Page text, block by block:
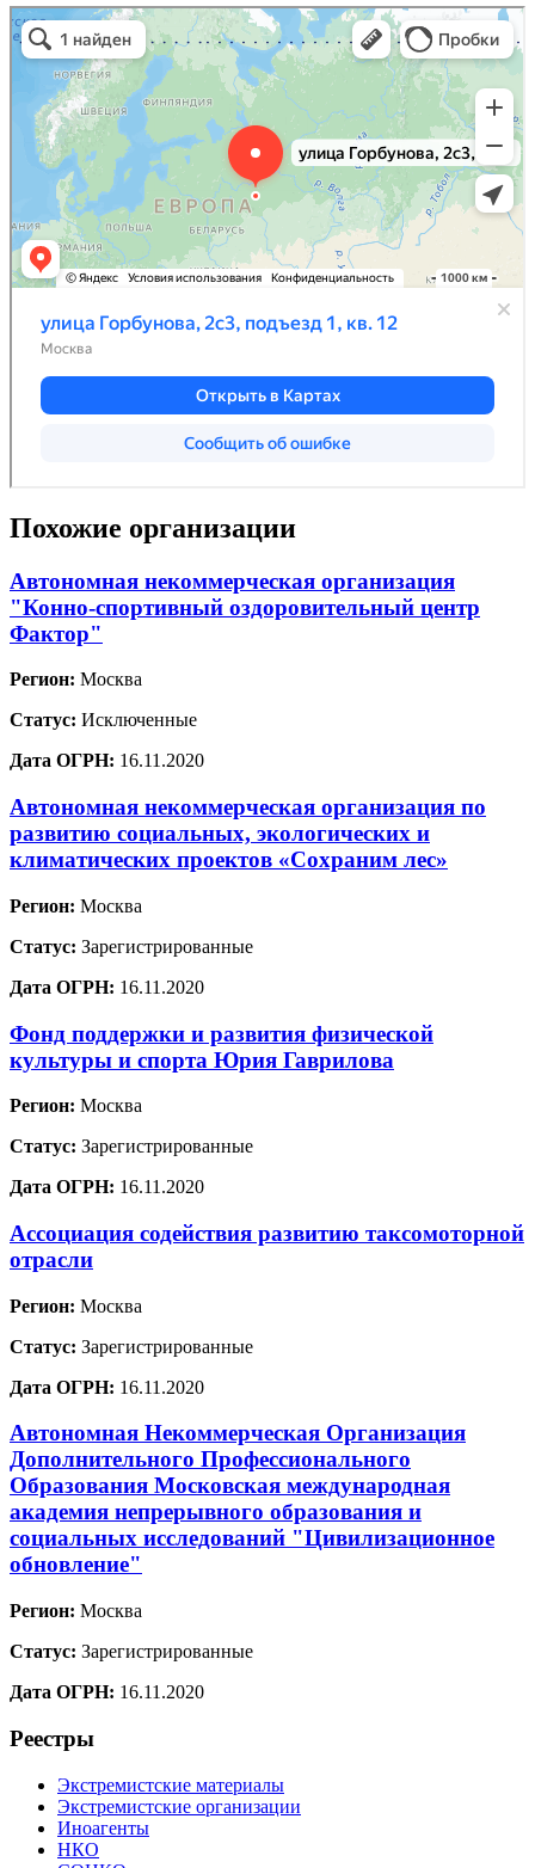
Похожие организации
Автономная некоммерческая организация
"Конно-спортивный оздоровительный центр
Фактор"
Регион: Москва
Статус: Исключенные
Дата ОГРН: 16.11.2020
Автономная некоммерческая организация по
развитию социальных, экологических и
климатических проектов «Сохраним лес»
Регион: Москва
Статус: Зарегистрированные
Дата ОГРН: 16.11.2020
Фонд поддержки и развития физической
культуры и спорта Юрия Гаврилова
Регион: Москва
Статус: Зарегистрированные
Дата ОГРН: 16.11.2020
Ассоциация содействия развитию таксомоторной
отрасли
Регион: Москва
Статус: Зарегистрированные
Дата ОГРН: 16.11.2020
Автономная Некоммерческая Организация
Дополнительного Профессионального
Образования Московская международная
академия непрерывного образования и
социальных исследований "Цивилизационное
обновление"
Регион: Москва
Статус: Зарегистрированные
Дата ОГРН: 16.11.2020
Реестры
Экстремистские материалы
Экстремистские организации
Иноагенты
НКО